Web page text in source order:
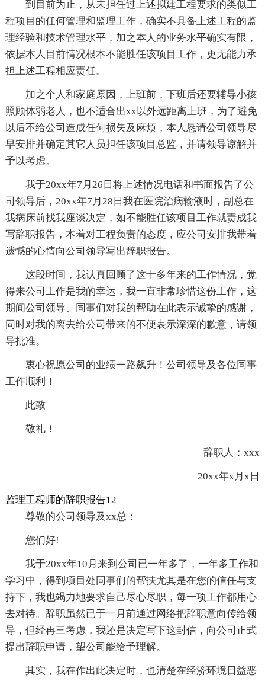
到目前为止，从未担任过上述拟建工程要求的类似工
程项目的任何管理和监理工作，确实不具备上述工程的监
理经验和技术管理水平，加之本人的业务水平确实有限，
依据本人目前情况根本不能胜任该项目工作，更无能力承
担上述工程相应责任。
加之个人和家庭原因，上班前，下班后还要辅导小孩
照顾体弱老人，也不适合出xx以外远距离上班，为了避免
以后不给公司造成任何损失及麻烦，本人恳请公司领导尽
早安排并确定其它人员担任该项目总监，并请领导谅解并
予以考虑。
我于20xx年7月26日将上述情况电话和书面报告了公
司领导后，20xx年7月28日我在医院治病输液时，副总在
我病床前找我座谈决定，如不能胜任该项目工作就责成我
写辞职报告，本着对工程负责的态度，应公司安排我带着
遗憾的心情向公司领导写出辞职报告。
这段时间，我认真回顾了这十多年来的工作情况，觉
得来公司工作是我的幸运，我一直非常珍惜这份工作，这
期间公司领导、同事们对我的帮助在此表示诚挚的感谢，
同时对我的离去给公司带来的不便表示深深的歉意，请领
导批准。
衷心祝愿公司的业绩一路飙升！公司领导及各位同事
工作顺利！
此致
敬礼！
辞职人：xxx
20xx年x月x日
监理工程师的辞职报告12
尊敬的公司领导及xx总：
您们好!
我于20xx年10月来到公司已一年多了，一年多工作和
学习中，得到项目处同事们的帮扶尤其是在您的信任与支
持下，我也竭力地要求自己尽心尽职，每一项工作都用心
去对待。辞职虽然已于一月前通过网络把辞职意向传给领
导，但经再三考虑，我还是决定写下这封信，向公司正式
提出辞职申请，望公司能给予理解。
其实，我在作出此决定时，也清楚在经济环境日益恶